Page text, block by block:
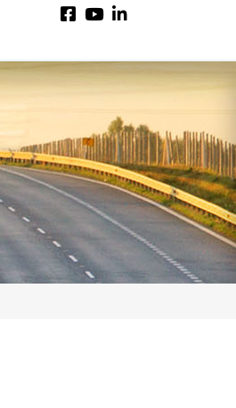
Facebook
YoutubeLinkedIn